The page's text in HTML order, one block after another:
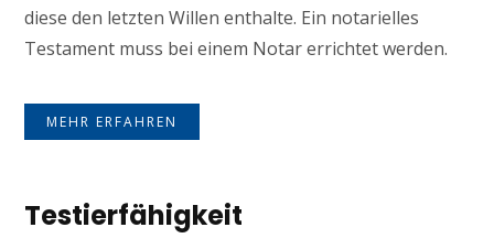
diese den letzten Willen enthalte. Ein notarielles
Testament muss bei einem Notar errichtet werden.
MEHR ERFAHREN
Testierfähigkeit